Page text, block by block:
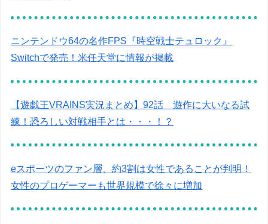
ニンテンドウ64の名作FPS『時空戦士テュロック』
Switchで発売！米任天堂に情報が掲載
【遊戯王VRAINS実況まとめ】92話 遊作に大いなる試
練！恐ろしい対戦相手とは・・・！？
eスポーツのファン層、約3割は女性であることが判明！
女性のプロゲーマーも世界規模で徐々に増加